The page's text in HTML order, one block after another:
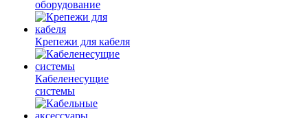
оборудование
Крепежи для кабеля
Кабеленесущие
системы